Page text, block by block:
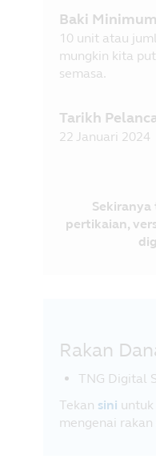
Baki Minimum
10 unit atau
mungkin kita
semasa.
Tarikh
22 Januari 2024
pertikaian,
Rakan
TNG Digital
Tekan sini
mengenai rakan